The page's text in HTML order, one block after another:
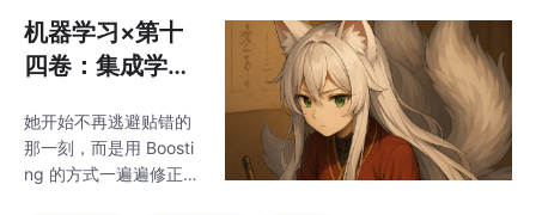
标签；无监督时，她找
相似的人群；调参时，
她学会自我修正。这一
学习全景思维导图，让
她从概念走向可落地的
模型，也把所有环节留
机器学习×第十
四卷：集成学习
次错误中修正自
己
她开始不再逃避贴错的
那一刻，而是用 Boosti
ng 的方式一遍遍修正，